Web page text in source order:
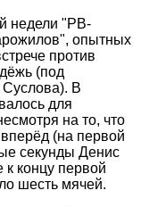
недели "РВ-
опытных
против
(под
В
для
на то, что
(на первой
секунды Денис
к концу первой
шесть мячей.